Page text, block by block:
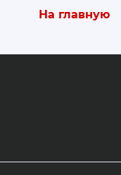
На главную